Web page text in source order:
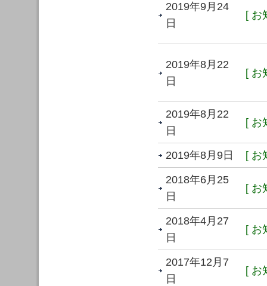
2019年9月24
日
[ お
2019年8月22
日
[ お
2019年8月22
日
[ お
2019年8月9日 [ お
2018年6月25
日
[ お
2018年4月27
日
[ お
2017年12月7
日
[ お